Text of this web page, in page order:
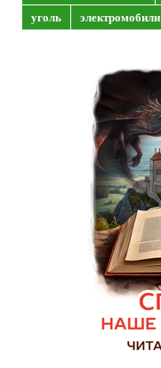
уголь
электромобили